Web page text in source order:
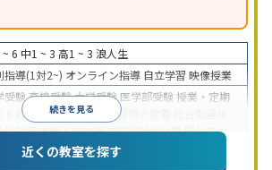
続きを見る
~ 6 中1 ~ 3 高1 ~ 3 浪人生
指導(1対2~) オンライン指導 自立学習 映像授業
受験高校受験大学受験 医学部受験 授業・定期
ト対策
内申点対策 学習習慣の定着
対策推薦入試対策学校別特化対策国公立大
私大対策共通テスト対策
英語・英会話特化
近くの教室を探す